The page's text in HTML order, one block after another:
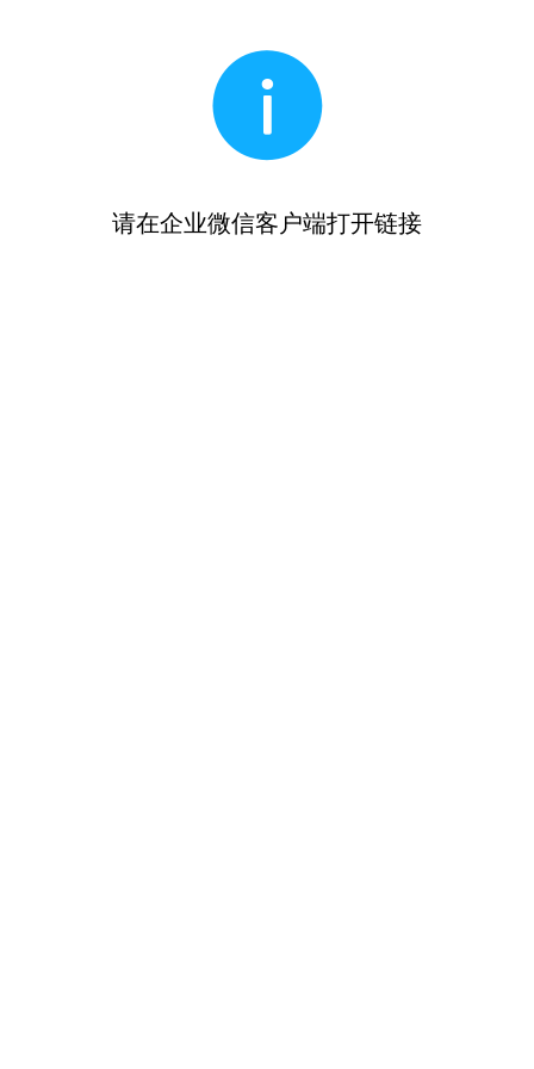
请在企业微信客户端打开链接